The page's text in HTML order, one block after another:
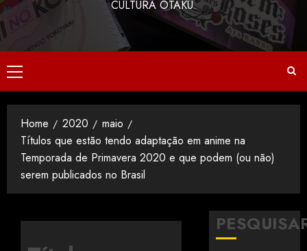
CULTURA OTAKU.
Home 2020
maio
Títulos que estão tendo adaptação em anime na
Temporada de Primavera 2020 e que podem (ou não)
serem publicados no Brasil